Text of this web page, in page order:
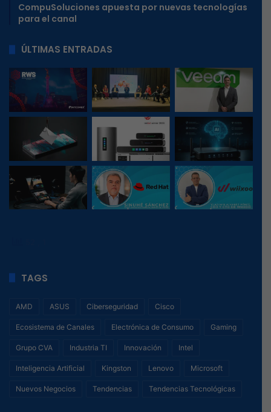
CompuSoluciones apuesta por nuevas tecnologías
para el canal
ÚLTIMAS ENTRADAS
TAGS
AMD ASUS Ciberseguridad Cisco
Ecosistema de Canales Electrónica de Consumo Gaming
Grupo CVA Industria TI Innovación Intel
Inteligencia Artificial Kingston Lenovo Microsoft
Nuevos Negocios Tendencias Tendencias Tecnológicas